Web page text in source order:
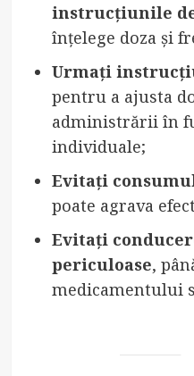
instrucțiunile
înțelege doza și
Urmați
pentru a ajusta
administrării în
individuale;
Evitați
poate agrava
Evitați
periculoase,
medicamentului